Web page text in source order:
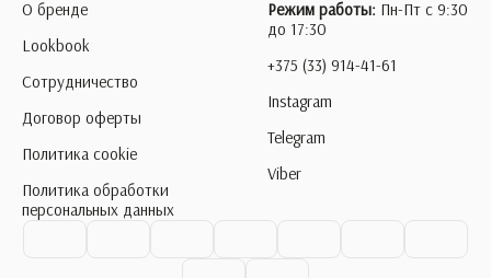
О бренде
Lookbook
Сотрудничество
Договор оферты
Политика cookie
Политика обработки
персональных данных
Режим работы: Пн-Пт с 9:30
до 17:30
+375 (33) 914-41-61
Instagram
Telegram
Viber